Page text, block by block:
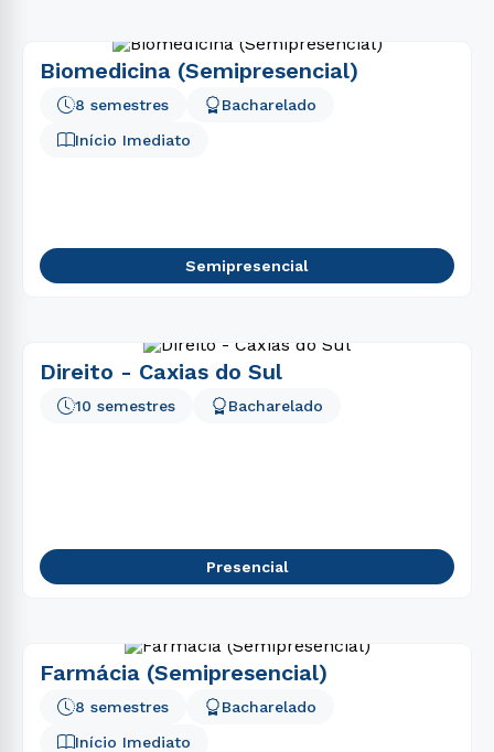
Biomedicina (Semipresencial)
8 semestres
Bacharelado
Início Imediato
Semipresencial
Direito - Caxias do Sul
Bacharelado
10 semestres
Presencial
Farmácia (Semipresencial)
Bacharelado
8 semestres
Início Imediato